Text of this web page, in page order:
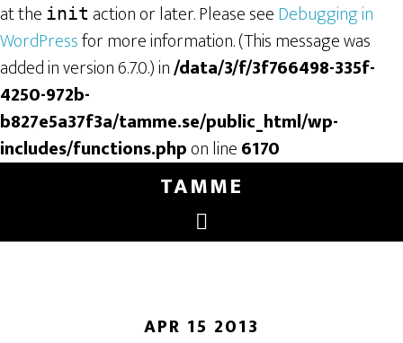
at the init action or later. Please seeDebugging in
WordPressfor more information. (This message was
added in version 6.7.0.) in/data/3/f/3f766498-335f-
4250-972b-
b827e5a37f3a/tamme.se/public_html/wp-
includes/functions.phpon line6170
TAMME
APR 15 2013